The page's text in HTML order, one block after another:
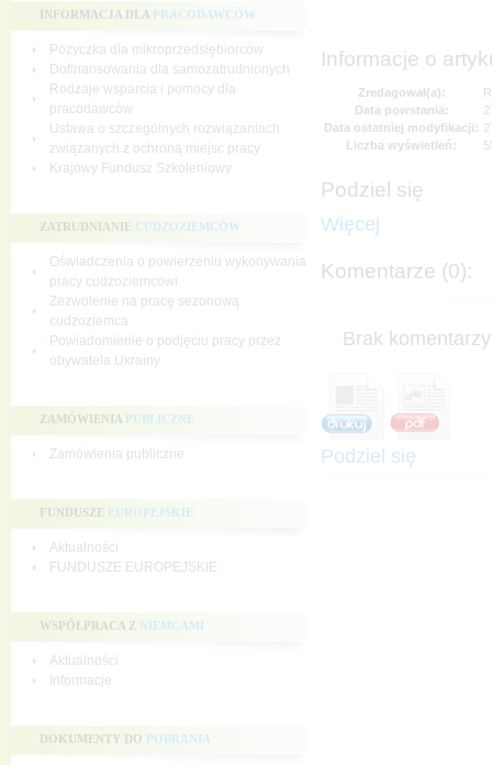
INFORMACJA DLA PRACODAWCÓW
Pożyczka dla mikroprzedsiębiorców
Dofinansowania dla samozatrudnionych
Rodzaje wsparcia i pomocy dla
pracodawców
Ustawa o szczególnych rozwiązaniach
związanych z ochroną miejsc pracy
Krajowy Fundusz Szkoleniowy
ZATRUDNIANIE CUDZOZIEMCÓW
Oświadczenia o powierzeniu wykonywania
pracy cudzoziemcowi
Zezwolenie na pracę sezonową
cudzoziemca
Powiadomienie o podjęciu pracy przez
obywatela Ukrainy
ZAMÓWIENIA PUBLICZNE
Zamówienia publiczne
FUNDUSZE EUROPEJSKIE
Aktualności
FUNDUSZE EUROPEJSKIE
WSPÓŁPRACA Z NIEMCAMI
Aktualności
Informacje
DOKUMENTY DO POBRANIA
Informacje o
Zredagował(a):
Data powstania:
Data ostatniej modyfikacji:
Liczba wyświetleń:
Podziel się
Więcej
Komentarze (0):
Brak
Podziel się